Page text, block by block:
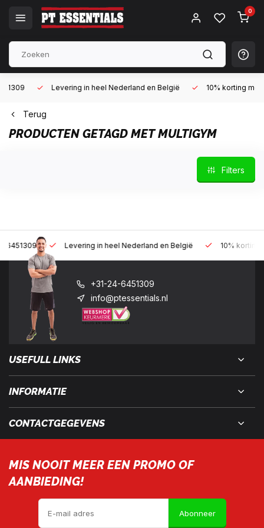
0
Levering in heel Nederland en België 10% korting met een
Terug
PRODUCTEN GETAGD MET MULTIGYM
Filters
Levering in heel Nederland en België 10% korting met een
+31-24-6451309
info@ptessentials.nl
USEFULL LINKS
INFORMATIE
CONTACTGEGEVENS
MIS NOOIT MEER EEN PROMO OF
AANBIEDING!
Abonneer